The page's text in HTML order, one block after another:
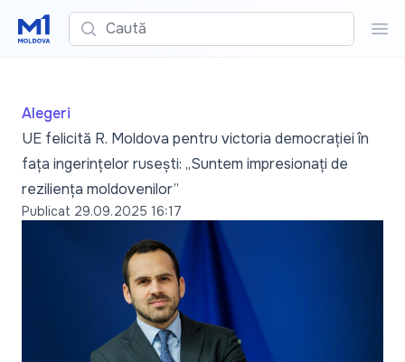
Caută
Alegeri
UE felicită R. Moldova pentru victoria democrației în
fața ingerințelor rusești: „Suntem impresionați de
reziliența moldovenilor”
Publicat 29.09.2025 16:17